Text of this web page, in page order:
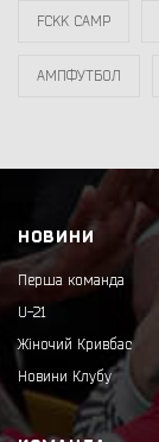
FCKK CAMP
АМПФУТБОЛ
НОВИНИ
Перша команда
U-21
Жіночий Кривбас
Новини Клубу